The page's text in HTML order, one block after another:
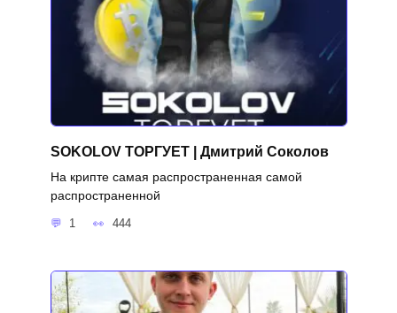
SOKOLOV ТОРГУЕТ | Дмитрий Соколов
На крипте самая распространенная самой
распространенной
1 444